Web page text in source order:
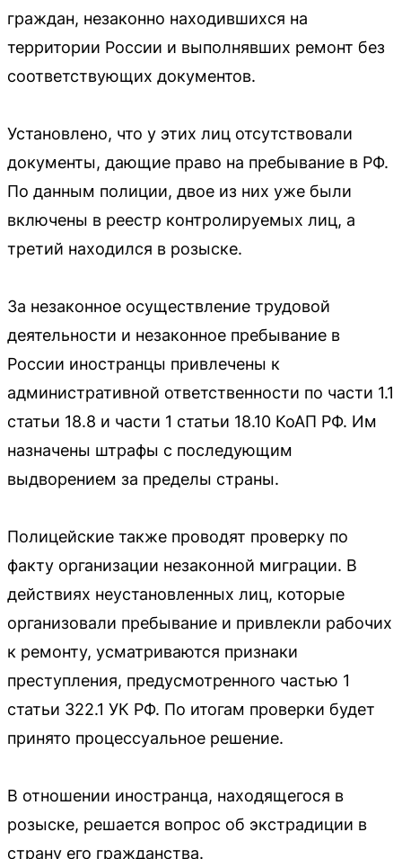
граждан, незаконно находившихся на
территории России и выполнявших ремонт без
соответствующих документов.
Установлено, что у этих лиц отсутствовали
документы, дающие право на пребывание в РФ.
По данным полиции, двое из них уже были
включены в реестр контролируемых лиц, а
третий находился в розыске.
За незаконное осуществление трудовой
деятельности и незаконное пребывание в
России иностранцы привлечены к
административной ответственности по части 1.1
статьи 18.8 и части 1 статьи 18.10 КоАП РФ. Им
назначены штрафы с последующим
выдворением за пределы страны.
Полицейские также проводят проверку по
факту организации незаконной миграции. В
действиях неустановленных лиц, которые
организовали пребывание и привлекли рабочих
к ремонту, усматриваются признаки
преступления, предусмотренного частью 1
статьи 322.1 УК РФ. По итогам проверки будет
принято процессуальное решение.
В отношении иностранца, находящегося в
розыске, решается вопрос об экстрадиции в
страну его гражданства.